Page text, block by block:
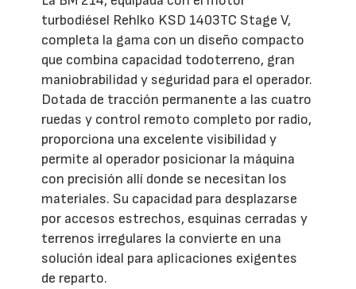
turbodiésel Rehlko KSD 1403TC Stage V,
completa la gama con un diseño compacto
que combina capacidad todoterreno, gran
maniobrabilidad y seguridad para el operador.
Dotada de tracción permanente a las cuatro
ruedas y control remoto completo por radio,
proporciona una excelente visibilidad y
permite al operador posicionar la máquina
con precisión allí donde se necesitan los
materiales. Su capacidad para desplazarse
por accesos estrechos, esquinas cerradas y
terrenos irregulares la convierte en una
solución ideal para aplicaciones exigentes
de reparto.